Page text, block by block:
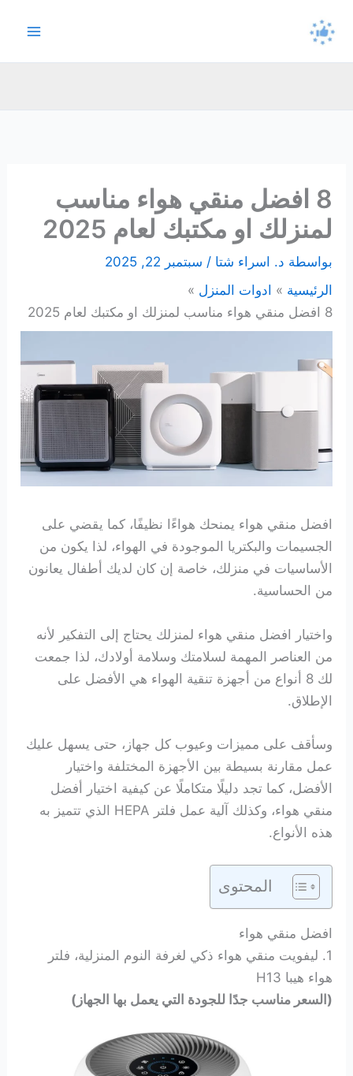
8 افضل منقي هواء مناسب
لمنزلك او مكتبك لعام 2025
بواسطة د. اسراء شتا/ سبتمبر 22, 2025
الرئيسية
ادوات المنزل
8 افضل منقي هواء مناسب لمنزلك او مكتبك لعام 2025
افضل منقي هواء يمنحك هواءًا نظيفًا، كما يقضي على
الجسيمات والبكتريا الموجودة في الهواء، لذا يكون من
الأساسيات في منزلك، خاصة إن كان لديك أطفال يعانون
من الحساسية.
واختيار افضل منقي هواء لمنزلك يحتاج إلى التفكير لأنه
من العناصر المهمة لسلامتك وسلامة أولادك، لذا جمعت
لك 8 أنواع من أجهزة تنقية الهواء هي الأفضل على
الإطلاق.
وسأقف على مميزات وعيوب كل جهاز، حتى يسهل عليك
عمل مقارنة بسيطة بين الأجهزة المختلفة واختيار
الأفضل، كما تجد دليلًا متكاملًا عن كيفية اختيار أفضل
منقي هواء، وكذلك آلية عمل فلتر HEPA الذي تتميز به
هذه الأنواع.
المحتوى
افضل منقي هواء
1. ليفويت منقي هواء ذكي لغرفة النوم المنزلية، فلتر
هواء هيبا H13
(السعر مناسب جدًا للجودة التي يعمل بها الجهاز)